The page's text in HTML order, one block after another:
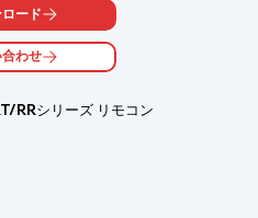
にします。
ード
わせ
RRシリーズ リモコン